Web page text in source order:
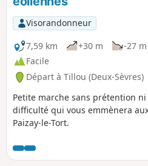
sortie. Ce circuit très nature est
Visorandonneur
7,59 km
+30 m -27 m
Facile
Départ à Tillou (Deux-Sèvres)
Petite marche sans prétention
difficulté qui vous emmènera
Paizay-le-Tort.